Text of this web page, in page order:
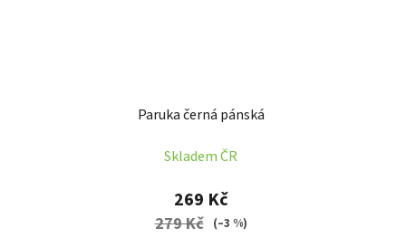
Paruka černá pánská
Skladem ČR
269 Kč
279 Kč (–3 %)